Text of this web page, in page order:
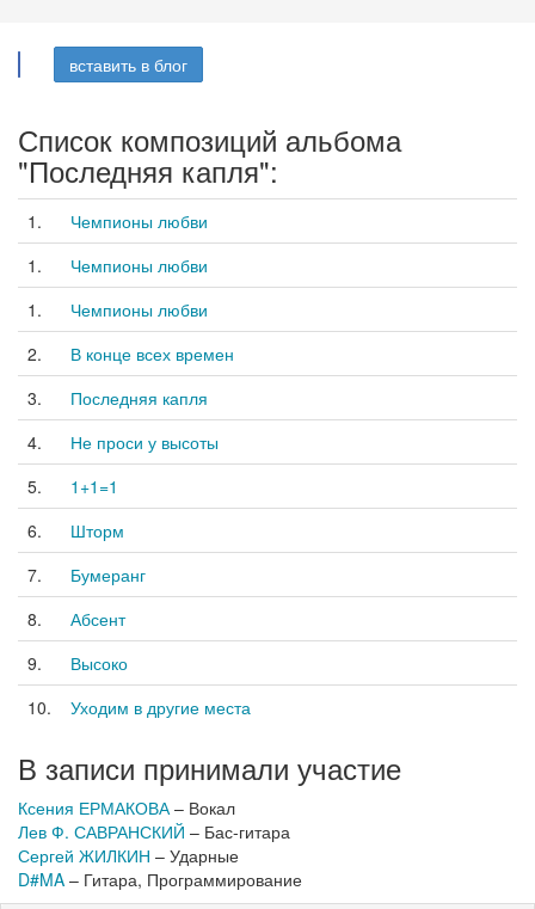
вставить в блог
Список композиций альбома
"Последняя капля":
1.
Чемпионы любви
1.
Чемпионы любви
1.
Чемпионы любви
2.
В конце всех времен
3.
Последняя капля
4.
Не проси у высоты
5.
1+1=1
6.
Шторм
7.
Бумеранг
8.
Абсент
9.
Высоко
10.
Уходим в другие места
В записи принимали участие
Ксения ЕРМАКОВА– Вокал
Лев Ф. САВРАНСКИЙ – Бас-гитара
Сергей ЖИЛКИН – Ударные
D#MA – Гитара, Программирование